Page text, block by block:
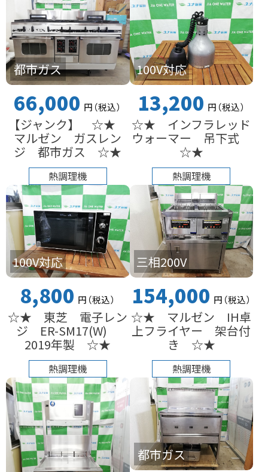
都市ガス
66,000 円（税込）
【ジャンク】 ☆★
マルゼン ガスレン
ジ 都市ガス ☆★
熱調理機
100V対応
13,200 円（税込）
☆★ インフラレッド
ウォーマー 吊下式
☆★
熱調理機
100V対応
8,800 円（税込）
☆★ 東芝 電子レン
ジ ER-SM17(W)
2019年製 ☆★
熱調理機
三相200V
154,000 円（税込）
☆★ マルゼン IH卓
上フライヤー 架台付
き ☆★
熱調理機
都市ガス